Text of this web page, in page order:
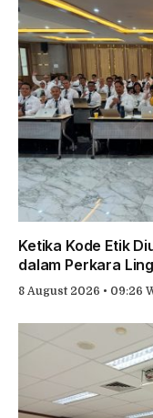
Ketika Kode Etik
dalam Perkara
8 August 2026 • 09:26